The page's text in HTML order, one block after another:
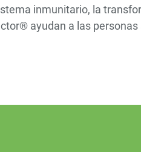
inmunitario, la
ayudan a las personas